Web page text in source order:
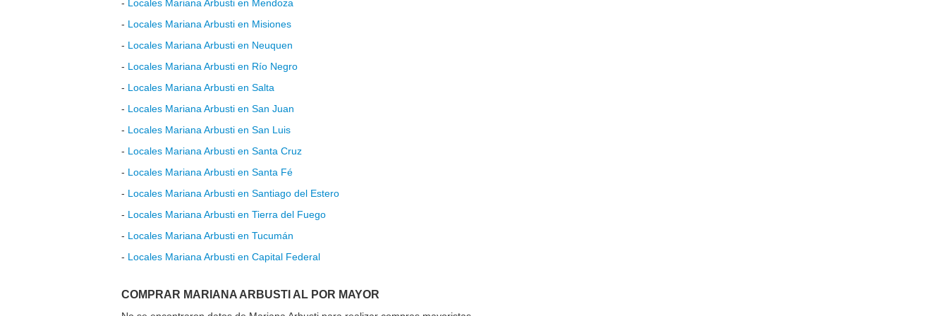
- Locales Mariana Arbusti en Mendoza
- Locales Mariana Arbusti en Misiones
- Locales Mariana Arbusti en Neuquen
- Locales Mariana Arbusti en Río Negro
- Locales Mariana Arbusti en Salta
- Locales Mariana Arbusti en San Juan
- Locales Mariana Arbusti en San Luis
- Locales Mariana Arbusti en Santa Cruz
- Locales Mariana Arbusti en Santa Fé
- Locales Mariana Arbusti en Santiago del Estero
- Locales Mariana Arbusti en Tierra del Fuego
- Locales Mariana Arbusti en Tucumán
- Locales Mariana Arbusti en Capital Federal
COMPRAR MARIANA ARBUSTI AL POR MAYOR